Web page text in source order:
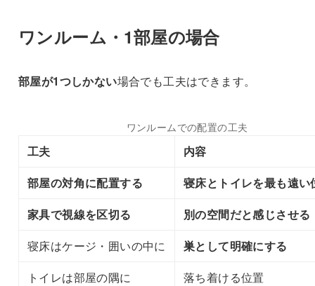
ワンルーム・1部屋の場合
部屋が1つしかない場合でも工夫はできます。
ワンルームでの配置の工夫
工夫
内容
部屋の対角に配置する
寝床とトイレを最も遠い
家具で視線を区切る
別の空間だと感じさせる
寝床はケージ・囲いの中に
巣として明確にする
トイレは部屋の隅に
落ち着ける位置